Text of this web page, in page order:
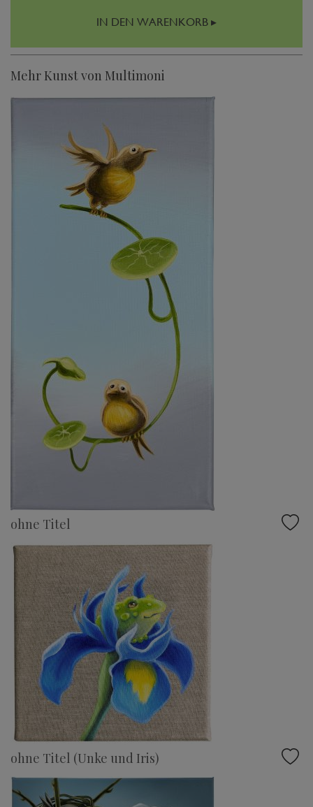
IN DEN WARENKORB ▸
Mehr Kunst von Multimoni
ohne Titel
ohne Titel (Unke und Iris)